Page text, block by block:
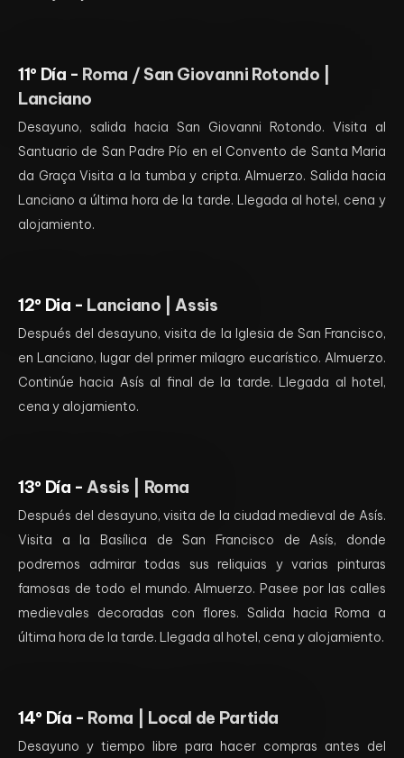
11º Día - Roma / San Giovanni Rotondo |
Lanciano
Desayuno, salida hacia San Giovanni Rotondo. Visita al
Santuario de San Padre Pío en el Convento de Santa Maria
da Graça Visita a la tumba y cripta. Almuerzo. Salida hacia
Lanciano a última hora de la tarde. Llegada al hotel, cena y
alojamiento.
12º Dia - Lanciano | Assis
Después del desayuno, visita de la Iglesia de San Francisco,
en Lanciano, lugar del primer milagro eucarístico. Almuerzo.
Continúe hacia Asís al final de la tarde. Llegada al hotel,
cena y alojamiento.
13º Día -Assis | Roma
Después del desayuno, visita de la ciudad medieval de Asís.
Visita a la Basílica de San Francisco de Asís, donde
podremos admirar todas sus reliquias y varias pinturas
famosas de todo el mundo. Almuerzo. Pasee por las calles
medievales decoradas con flores. Salida hacia Roma a
última hora de la tarde. Llegada al hotel, cena y alojamiento.
14º Día - Roma | Local de Partida
Desayuno y tiempo libre para hacer compras antes del